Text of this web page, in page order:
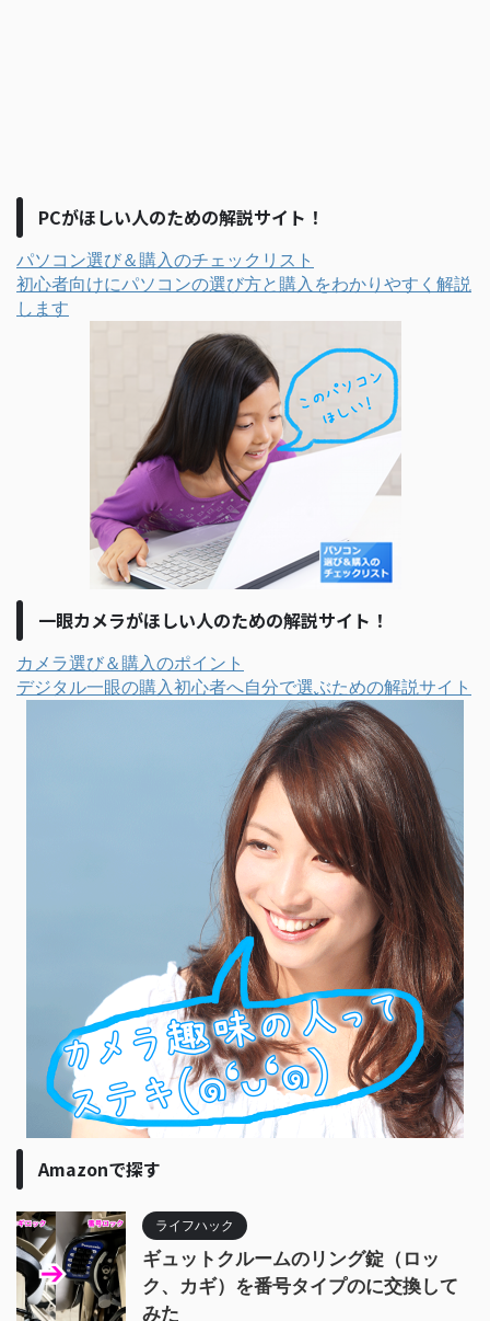
PCがほしい人のための解説サイト！
パソコン選び＆購入のチェックリスト
初心者向けにパソコンの選び方と購入をわかりやすく解説
します
一眼カメラがほしい人のための解説サイト！
カメラ選び＆購入のポイント
デジタル一眼の購入初心者へ自分で選ぶための解説サイト
Amazonで探す
ライフハック
ギュットクルームのリング錠（ロッ
ク、カギ）を番号タイプのに交換して
みた